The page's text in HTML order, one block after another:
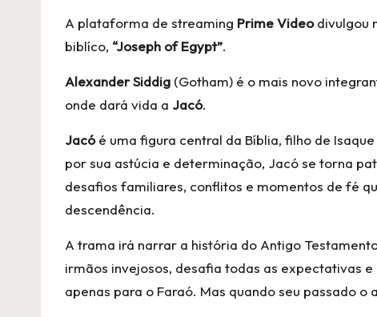
A plataforma de streaming Prime Videodivulgou
biblíco, “Joseph of Egypt”.
Alexander Siddig (Gotham) é o mais novo
onde dará vida a Jacó.
Jacóé uma figura central da Bíblia, filho de
por sua astúcia e determinação, Jacó se torna
desafios familiares, conflitos e momentos de fé
descendência.
A trama irá narrar a história do Antigo
irmãos invejosos, desafia todas as expectativas
apenas para o Faraó. Mas quando seu passado